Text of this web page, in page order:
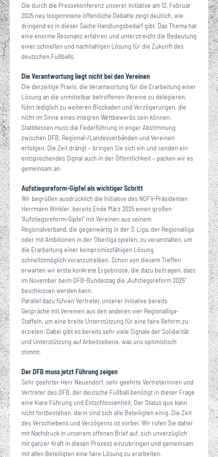
Die durch die Pressekonferenz unserer Initiative am 12. Februar
2025 neu losgetretene öffentliche Debatte zeigt deutlich, wie
dringend es in dieser Sache Handlungsbedarf gibt. Das Thema hat
eine enorme Resonanz erfahren und unterstreicht die Bedeutung
einer schnellen und nachhaltigen Lösung für die Zukunft des
deutschen Fußballs.
Die Verantwortung liegt nicht bei den Vereinen
Die derzeitige Praxis, die Verantwortung für die Erarbeitung einer
Lösung an die unmittelbar betroffenen Vereine zu delegieren,
führt lediglich zu weiteren Blockaden und Verzögerungen, die
nicht im Sinne eines integren Wettbewerbs sein können.
Stattdessen muss die Federführung in enger Abstimmung
zwischen DFB, Regional-/Landesverbänden und Vereinen
erfolgen. Die Zeit drängt – bringen Sie sich ein und senden ein
entsprechendes Signal auch in der Öffentlichkeit – packen wir es
gemeinsam an.
Aufstiegsreform-Gipfel als wichtiger Schritt
Wir begrüßen ausdrücklich die Initiative des NOFV-Präsidenten
Herrmann Winkler, bereits Ende März 2025 einen großen
"Aufstiegsreform-Gipfel" mit Vereinen aus seinem
Regionalverband, die gegenwärtig in der 3. Liga, der Regionalliga
oder mit Ambitionen in der Oberliga spielen, zu veranstalten, um
die Erarbeitung einer kompromissfähigen Lösung
schnellstmöglich voranzutreiben. Schon von diesem Treffen
erwarten wir erste konkrete Ergebnisse, die dazu beitragen, dass
im November beim DFB-Bundestag die „Aufstiegsreform 2025“
beschlossen werden kann.
Parallel dazu führen Vertreter unserer Initiative bereits
Gespräche mit Vereinen aus den anderen vier Regionalliga-
Staffeln, um eine breite Unterstützung für eine faire Reform zu
erzielen. Dabei gibt es bereits sehr viele Signale der Solidarität
und Unterstützung auf Arbeitsebene, was uns optimistisch
stimmt.
Der DFB muss jetzt Führung zeigen
Sehr geehrter Herr Neuendorf, sehr geehrte Vertreterinnen und
Vertreter des DFB, der deutsche Fußball benötigt in dieser Frage
eine klare Führung und Entschlossenheit. Der Status quo kann
nicht fortbestehen, darin sind sich alle Beteiligten einig. Die Zeit
des Verschiebens und Verzögerns ist vorbei. Wir rufen Sie daher
mit Nachdruck in unserem offenen Brief auf, sich unverzüglich
mit ganzer Kraft in diesen Prozess einzubringen und gemeinsam
mit allen Beteiligten eine faire Lösung zu erarbeiten.